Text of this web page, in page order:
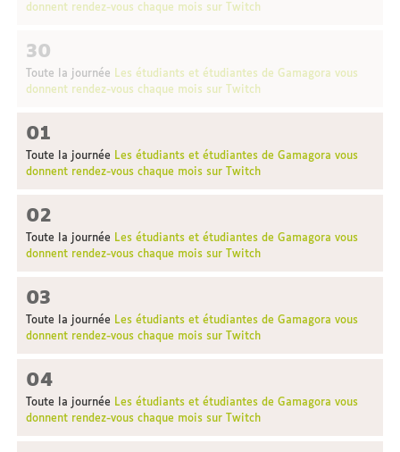
donnent rendez-vous chaque mois sur Twitch
30
Toute la journée Les étudiants et étudiantes de Gamagora vous
donnent rendez-vous chaque mois sur Twitch
01
Toute la journée Les étudiants et étudiantes de Gamagora vous
donnent rendez-vous chaque mois sur Twitch
02
Toute la journée Les étudiants et étudiantes de Gamagora vous
donnent rendez-vous chaque mois sur Twitch
03
Toute la journée Les étudiants et étudiantes de Gamagora vous
donnent rendez-vous chaque mois sur Twitch
04
Toute la journée Les étudiants et étudiantes de Gamagora vous
donnent rendez-vous chaque mois sur Twitch